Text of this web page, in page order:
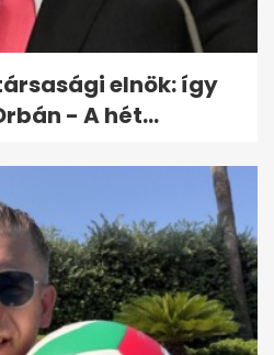
elnök: így
- A hét...